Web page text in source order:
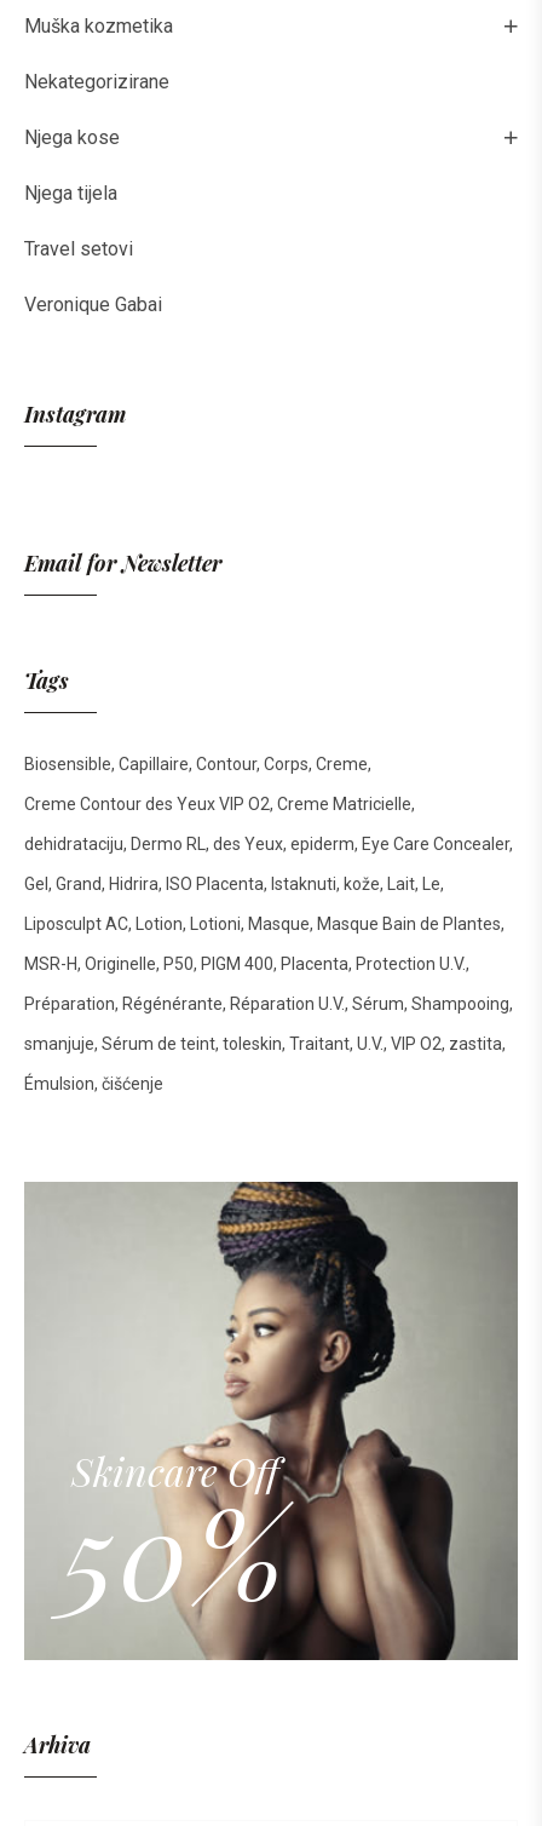
Muška kozmetika
Nekategorizirane
Njega kose
Njega tijela
Travel setovi
Veronique Gabai
Instagram
Email for Newsletter
Tags
Biosensible Capillaire Contour Corps Creme
Creme Contour des Yeux VIP O2 Creme Matricielle
dehidrataciju Dermo RL des Yeux epiderm Eye Care Concealer
Gel Grand Hidrira ISO Placenta Istaknuti kože Lait Le
Liposculpt AC Lotion Lotioni Masque Masque Bain de Plantes
MSR-H Originelle P50 PIGM 400 Placenta Protection U.V.
Préparation Régénérante Réparation U.V. Sérum Shampooing
smanjuje Sérum de teint toleskin Traitant U.V. VIP O2 zastita
Émulsion čišćenje
Skincare Off
50%
Arhiva